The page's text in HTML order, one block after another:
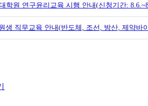
학원 연구윤리교육 시행 안내(신청기간:
생 직무교육 안내(반도체, 조선, 방산, 제약바